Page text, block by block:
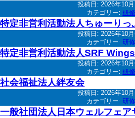
投稿日: 2026年10月
カテゴリー: 研修
特定非営利活動法人ちゅーりっ
投稿日: 2026年10月
カテゴリー: 研修
特定非営利活動法人SRF Wings
投稿日: 2026年10月
カテゴリー: 研修
社会福祉法人絆友会
投稿日: 2026年10月
カテゴリー: 研修
一般社団法人日本ウェルフェア